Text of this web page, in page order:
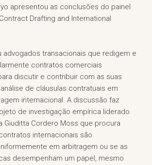
apresentou as conclusões do painel
Drafting and International
advogados transacionais que redigem e
contratos comerciais
discutir e contribuir com as suas
de cláusulas contratuais em
internacional. A discussão faz
de investigação empírica liderado
Giuditta Cordero Moss que procura
internacionais são
em arbitragem ou se as
desempenham um papel, mesmo